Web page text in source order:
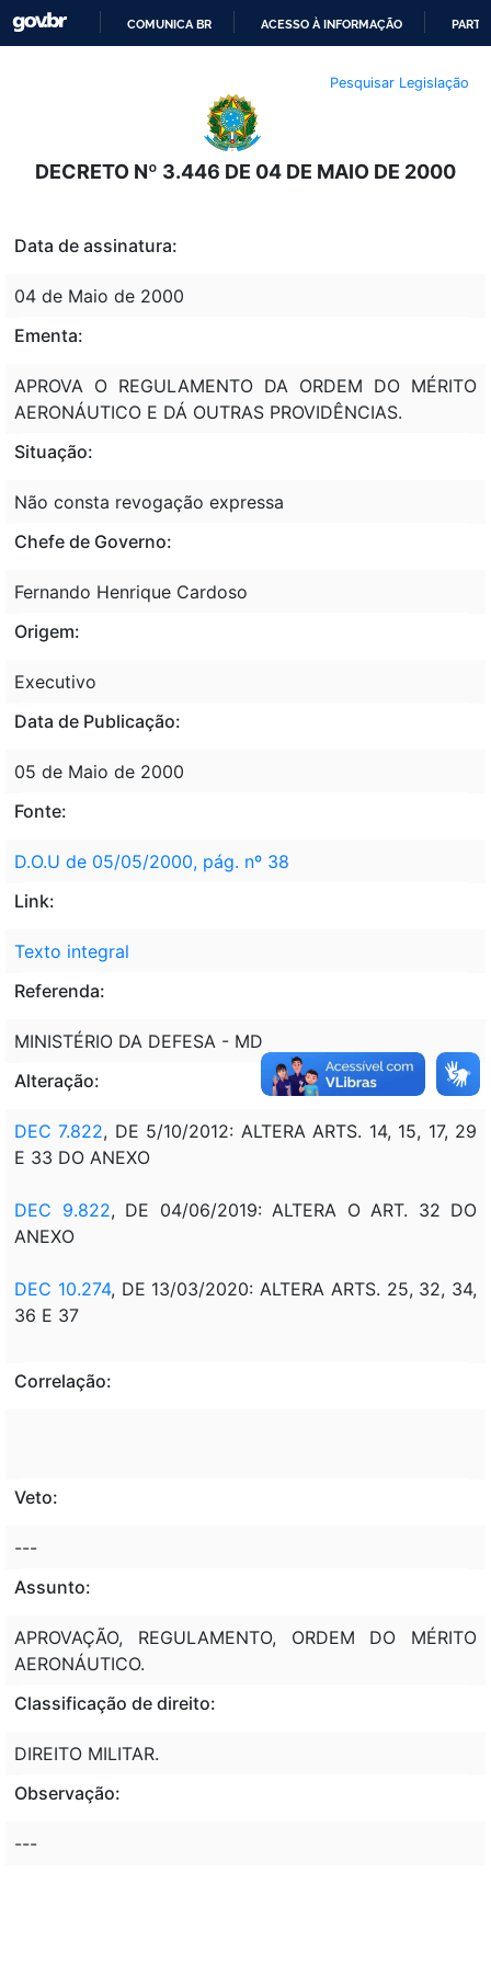
O
CONTEÚDO
COMUNICA BR ACESSO À INFORMAÇÃO
Pesquisar Legislação
DECRETO Nº 3.446 DE 04 DE MAIO DE 2000
Data de assinatura:
04 de Maio de 2000
Ementa:
APROVA O REGULAMENTO DA ORDEM DO MÉRITO
AERONÁUTICO E DÁ OUTRAS PROVIDÊNCIAS.
Situação:
Não consta revogação expressa
Chefe de Governo:
Fernando Henrique Cardoso
Origem:
Executivo
Data de Publicação:
05 de Maio de 2000
Fonte:
D.O.U de 05/05/2000, pág. nº 38
Link:
Texto integral
Referenda:
MINISTÉRIO DA DEFESA - MD
Alteração:
DEC 7.822, DE 5/10/2012: ALTERA ARTS. 14, 15, 17, 29
E 33 DO ANEXO
DEC 9.822, DE 04/06/2019: ALTERA O ART. 32 DO
ANEXO
DEC 10.274, DE 13/03/2020: ALTERA ARTS. 25, 32, 34,
36 E 37
Correlação:
Veto:
---
Assunto:
APROVAÇÃO, REGULAMENTO, ORDEM DO MÉRITO
AERONÁUTICO.
Classificação de direito:
DIREITO MILITAR.
Observação:
---